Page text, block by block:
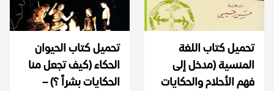
تحميل كتاب اللغة
المنسية (مدخل إلى
فهم الأحلام والحكايات
تحميل كتاب الحيوان
الحكاء (كيف تجعل منا
الحكايات بشراً ؟) –